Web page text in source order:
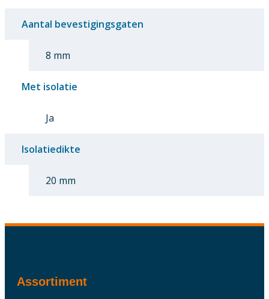
Aantal bevestigingsgaten
8 mm
Met isolatie
Ja
Isolatiedikte
20 mm
Assortiment